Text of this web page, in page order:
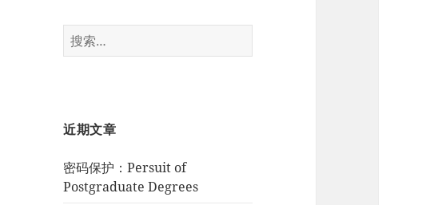
搜
索：
近期文章
密码保护：Persuit of
Postgraduate Degrees